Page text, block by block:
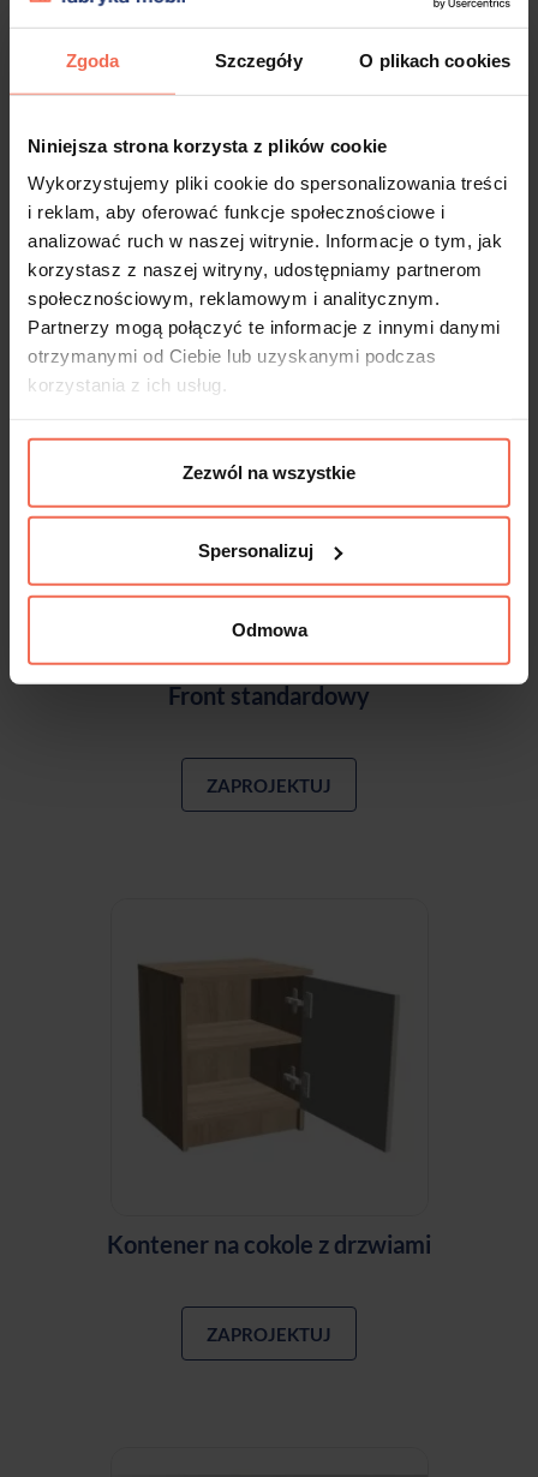
Zgoda Szczegóły O plikach cookies
Niniejsza strona korzysta z plików cookie
Wykorzystujemy pliki cookie do spersonalizowania treści
i reklam, aby oferować funkcje społecznościowe i
analizować ruch w naszej witrynie. Informacje o tym, jak
korzystasz z naszej witryny, udostępniamy partnerom
społecznościowym, reklamowym i analitycznym.
Partnerzy mogą połączyć te informacje z innymi danymi
otrzymanymi od Ciebie lub uzyskanymi podczas
korzystania z ich usług.
Zezwól na wszystkie
Spersonalizuj
Odmowa
Kontener na cokole 3 Szuflady
ZAPROJEKTUJ
Front standardowy
ZAPROJEKTUJ
Kontener na cokole z drzwiami
ZAPROJEKTUJ